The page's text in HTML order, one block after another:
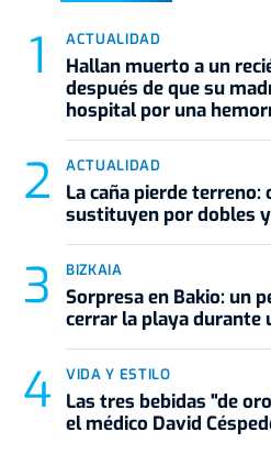
ACTUALIDAD
Hallan muerto a un
después de que su
hospital por una
ACTUALIDAD
La caña pierde terreno:
sustituyen por dobles
BIZKAIA
Sorpresa en Bakio: un
cerrar la playa durante
VIDA Y ESTILO
Las tres bebidas "de
el médico David